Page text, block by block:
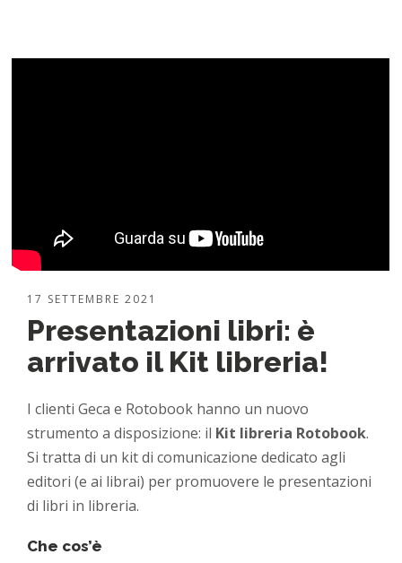
17 SETTEMBRE 2021
Presentazioni libri: è
arrivato il Kit libreria!
I clienti Geca e Rotobook hanno un nuovo
strumento a disposizione: il Kit libreria Rotobook.
Si tratta di un kit di comunicazione dedicato agli
editori (e ai librai) per promuovere le presentazioni
di libri in libreria.
Che cos’è